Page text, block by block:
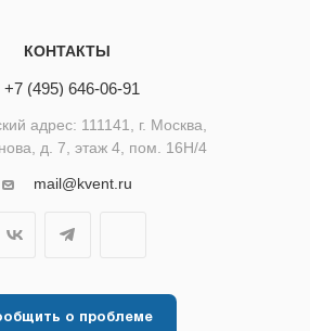
КОНТАКТЫ
+7 (495) 646-06-91
адрес: 111141, г. Москва,
д. 7, этаж 4, пом. 16Н/4
mail@kvent.ru
о проблеме